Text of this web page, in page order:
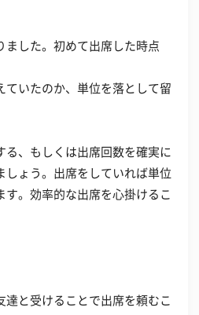
ました。初めて出席した時点
ていたのか、単位を落として留
、もしくは出席回数を確実に
しょう。出席をしていれば単位
。効率的な出席を心掛けるこ
と受けることで出席を頼むこ